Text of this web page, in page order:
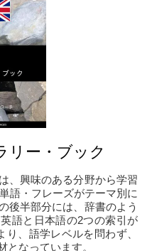
リー・ブック
、興味のある分野から学習
語・フレーズがテーマ別に
後半部分には、辞書のよう
語と日本語の2つの索引が
、語学レベルを問わず、
となっています。